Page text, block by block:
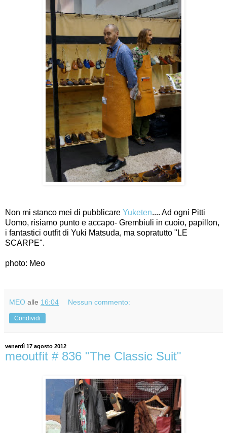
Non mi stanco mei di pubblicare Yuketen.... Ad ogni Pitti
Uomo, risiamo punto e accapo- Grembiuli in cuoio, papillon,
i fantastici outfit di Yuki Matsuda, ma sopratutto "LE
SCARPE".
photo: Meo
MEO alle 16:04 Nessun commento:
Condividi
venerdì 17 agosto 2012
meoutfit # 836 "The Classic Suit"